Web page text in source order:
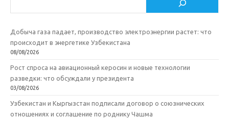
Добыча газа падает, производство электроэнергии растет: что
происходит в энергетике Узбекистана
08/08/2026
Рост спроса на авиационный керосин и новые технологии
разведки: что обсуждали у президента
03/08/2026
Узбекистан и Кыргызстан подписали договор о союзнических
отношениях и соглашение по роднику Чашма